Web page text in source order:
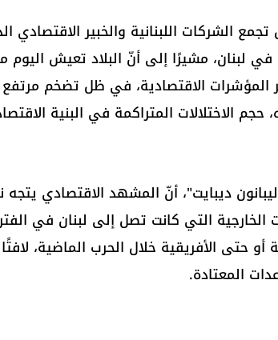
الشركات اللبنانية والخبير الاقتصادي
لبنان، مشيرًا إلى أنّ البلاد تعيش
المؤشرات الاقتصادية، في ظل تضخم مرتفع
ديبايت"، أنّ المشهد الاقتصادي يتجه
التي كانت تصل إلى لبنان في
أو حتى الأفريقية خلال الحرب الماضية،